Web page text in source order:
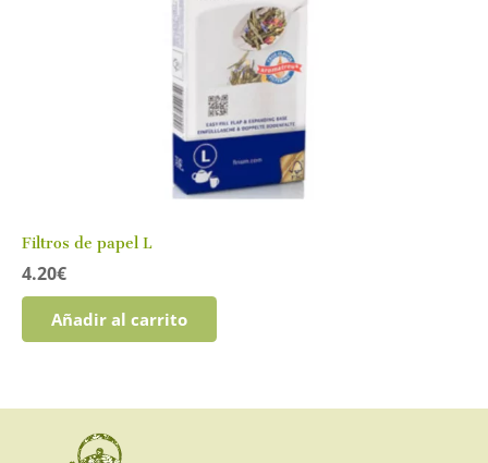
Filtros de papel L
4.20€
Añadir al carrito